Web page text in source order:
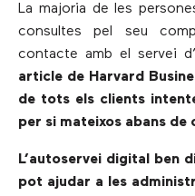
La majoria de les
consultes pel seu
contacte amb el servei
article de Harvard
de tots els clients
per si mateixos abans de
L’autoservei digital ben
pot ajudar a les